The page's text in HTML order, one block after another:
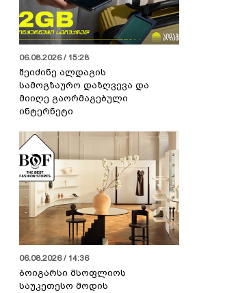
06.08.2026 / 15:28
შეიძინე ალდაგის
სამოგზაურო დაზღვევა და
მიიღე გაორმაგებული
ინტერნეტი
06.08.2026 / 14:36
ბოიგარსი მსოფლიოს
საუკეთესო მოდის